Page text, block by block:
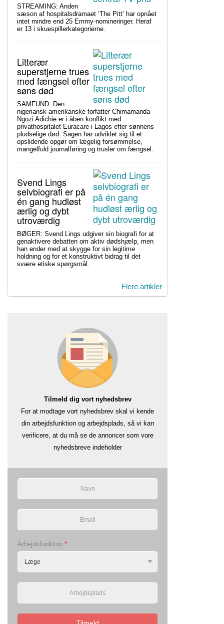
STREAMING: Anden
sæson af hospitalsdramaet ‘The Pitt’ har opnået
intet mindre end 25 Emmy-nomineringer. Heraf
er 13 i skuespillerkategorierne.
Litterær
superstjerne trues
med fængsel efter
søns død
SAMFUND: Den
nigeriansk-amerikanske forfatter Chimamanda
Ngozi Adichie er i åben konflikt med
privathospitalet Euracare i Lagos efter sønnens
pludselige død. Sagen har udviklet sig til et
opslidende opgør om lægelig forsømmelse,
mangelfuld journalføring og trusler om fængsel.
Svend Lings
selvbiografi er på
én gang hudløst
ærlig og dybt
utroværdig
BØGER: Svend Lings udgiver sin biografi for at
genaktivere debatten om aktiv dødshjælp, men
han ender med at skygge for sin legitime
holdning og for et konstruktivt bidrag til det
svære etiske spørgsmål.
Flere artikler
Tilmeld dig vort nyhedsbrev
For at modtage vort nyhedsbrev skal vi kende
din arbejdsfunktion og arbejdsplads, så vi kan
verificere, at du må se de annoncer som vore
nyhedsbreve indeholder
Arbejdsfunktion *